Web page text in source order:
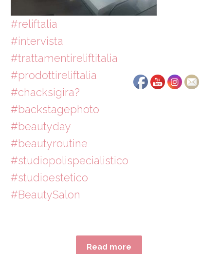
#reliftalia
#intervista
#trattamentireliftitalia
#prodottireliftalia
#chacksigira?
#backstagephoto
#beautyday
#beautyroutine
#studiopolispecialistico
#studioestetico
#BeautySalon
Read more